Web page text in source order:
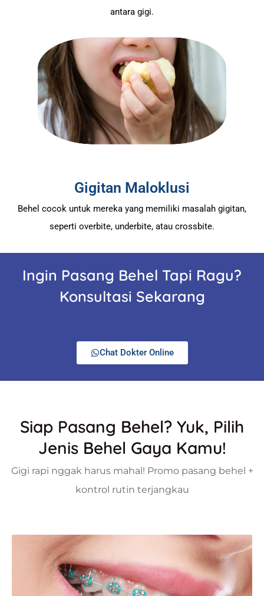
antara gigi.
Gigitan Maloklusi
Behel cocok untuk mereka yang memiliki masalah gigitan,
seperti overbite, underbite, atau crossbite.
Ingin Pasang Behel Tapi Ragu?
Konsultasi Sekarang
Chat Dokter Online
Siap Pasang Behel? Yuk, Pilih
Jenis Behel Gaya Kamu!
Gigi rapi nggak harus mahal! Promo pasang behel +
kontrol rutin terjangkau